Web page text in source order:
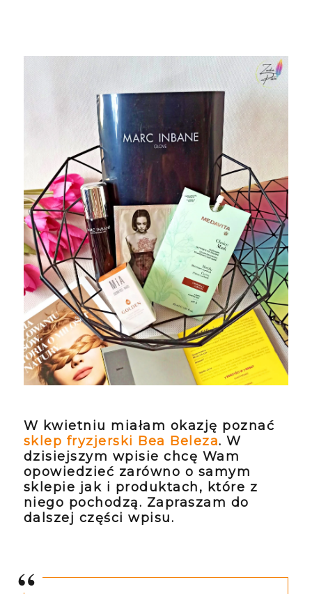
W kwietniu miałam okazję poznać
sklep fryzjerski Bea Beleza. W
dzisiejszym wpisie chcę Wam
opowiedzieć zarówno o samym
sklepie jak i produktach, które z
niego pochodzą. Zapraszam do
dalszej części wpisu.